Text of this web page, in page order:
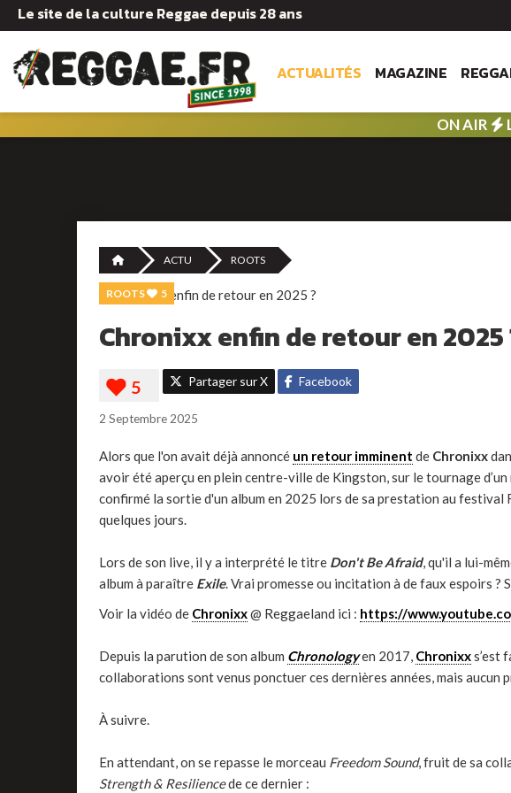
Le site de la culture Reggae depuis 28 ans
ACTUALITÉS MAGAZINE
ON AIR
ACTU ROOTS
ROOTS 5
Chronixx enfin de retour en 2025
Partager sur X Facebook
2 Septembre 2025
Alors que l'on avait déjà annoncé un retour imminent de Chronixx
avoir été aperçu en plein centre-ville de Kingston, sur le tournage
confirmé la sortie d'un album en 2025 lors de sa prestation au festival
quelques jours.
Lors de son live, il y a interprété le titre Don't Be Afraid, qu'il a lui-
album à paraître Exile. Vrai promesse ou incitation à de faux espoirs ?
Voir la vidéo de Chronixx@ Reggaeland ici : https://
Depuis la parution de son album Chronologyen 2017, Chronixxs’est
collaborations sont venus ponctuer ces dernières années, mais aucun
À suivre.
En attendant, on se repasse le morceau Freedom Sound, fruit de sa
Strength & Resiliencede ce dernier :